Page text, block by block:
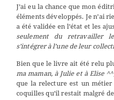
J’ai eu la chance que mon
éléments développés. Je n’ai
a été validée en l’état et les
seulement du retravailler
s’intégrer à l’une de leur
Bien que le livre ait été relu
ma maman, à Julie et à Elise
que la relecture est un
coquilles qu’il restait malgré